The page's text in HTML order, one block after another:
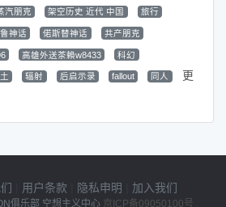
汽朋克 架空历史 近代 中国 旅行
神话 偌斯替神话 共产朋克
高雄外送茶賴w8433 科幻
辐射 后启示录 fallout 同人
更
用户条款 隐私申明 加入我们
俱乐部 空想主义中心 京ICP备09050100号